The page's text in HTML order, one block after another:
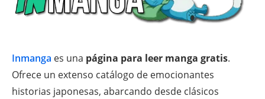
Inmanga es una página para leer manga gratis.
Ofrece un extenso catálogo de emocionantes
historias japonesas, abarcando desde clásicos